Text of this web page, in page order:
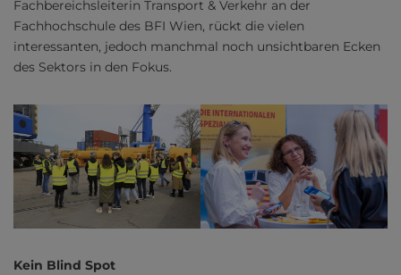
Fachbereichsleiterin Transport & Verkehr an der
Fachhochschule des BFI Wien, rückt die vielen
interessanten, jedoch manchmal noch unsichtbaren Ecken
des Sektors in den Fokus.
Kein Blind Spot